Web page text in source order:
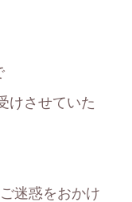
けさせていた
迷惑をおかけ